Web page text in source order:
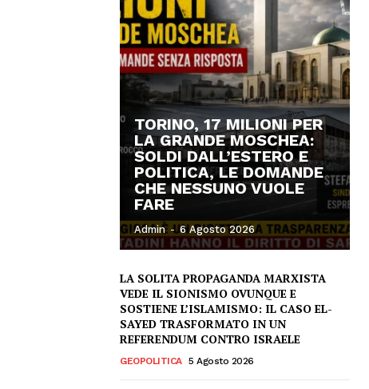
TORINO, 17 MILIONI PER
LA GRANDE MOSCHEA:
SOLDI DALL’ESTERO E
POLITICA, LE DOMANDE
CHE NESSUNO VUOLE
FARE
Admin - 6 Agosto 2026
LA SOLITA PROPAGANDA MARXISTA
VEDE IL SIONISMO OVUNQUE E
SOSTIENE L’ISLAMISMO: IL CASO EL-
SAYED TRASFORMATO IN UN
REFERENDUM CONTRO ISRAELE
GEOPOLITICA 5 Agosto 2026